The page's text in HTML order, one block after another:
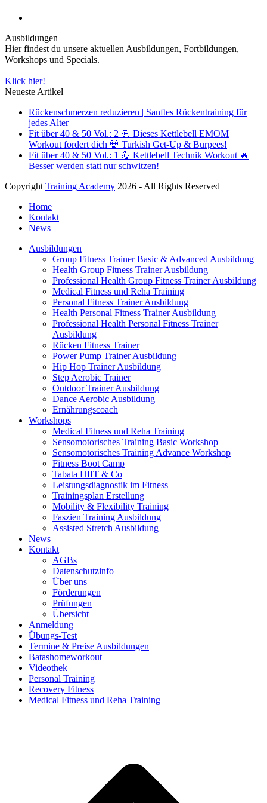
Ausbildungen
Hier findest du unsere aktuellen Ausbildungen, Fortbildungen,
Workshops und Specials.
Klick hier!
Neueste Artikel
Rückenschmerzen reduzieren | Sanftes Rückentraining für
jedes Alter
Fit über 40 & 50 Vol.: 2 💪 Dieses Kettlebell EMOM
Workout fordert dich 💀 Turkish Get-Up & Burpees!
Fit über 40 & 50 Vol.: 1 💪 Kettlebell Technik Workout 🔥
Besser werden statt nur schwitzen!
Copyright Training Academy 2026 - All Rights Reserved
Home
Kontakt
News
Ausbildungen
Group Fitness Trainer Basic & Advanced Ausbildung
Health Group Fitness Trainer Ausbildung
Professional Health Group Fitness Trainer Ausbildung
Medical Fitness und Reha Training
Personal Fitness Trainer Ausbildung
Health Personal Fitness Trainer Ausbildung
Professional Health Personal Fitness Trainer
Ausbildung
Rücken Fitness Trainer
Power Pump Trainer Ausbildung
Hip Hop Trainer Ausbildung
Step Aerobic Trainer
Outdoor Trainer Ausbildung
Dance Aerobic Ausbildung
Ernährungscoach
Workshops
Medical Fitness und Reha Training
Sensomotorisches Training Basic Workshop
Sensomotorisches Training Advance Workshop
Fitness Boot Camp
Tabata HIIT & Co
Leistungsdiagnostik im Fitness
Trainingsplan Erstellung
Mobility & Flexibility Training
Faszien Training Ausbildung
Assisted Stretch Ausbildung
News
Kontakt
AGBs
Datenschutzinfo
Über uns
Förderungen
Prüfungen
Übersicht
Anmeldung
Übungs-Test
Termine & Preise Ausbildungen
Batashomeworkout
Videothek
Personal Training
Recovery Fitness
Medical Fitness und Reha Training